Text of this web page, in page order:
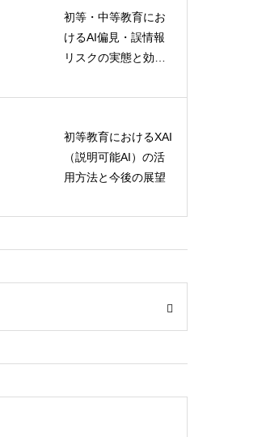
初等・中等教育にお
けるAI偏見・誤情報
リスクの実態と効果
初等教育におけるXAI
（説明可能AI）の活
用方法と今後の展望